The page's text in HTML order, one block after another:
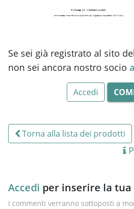
Se sei già registrato al sito
non sei ancora nostro socio
Accedi
Torna alla lista dei prodotti
Accedi per inserire la tua
I commenti verranno sottoposti a